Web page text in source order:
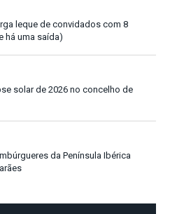
leque de convidados com 8
há uma saída)
solar de 2026 no concelho de
da Península Ibérica